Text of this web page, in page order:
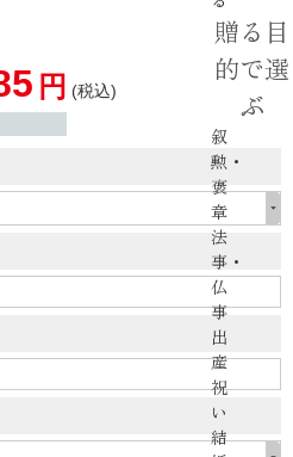
贈る目
的で選
ぶ
叙
勲・
褒
章
法
事・
仏
事
出
産
祝
い
結
税込